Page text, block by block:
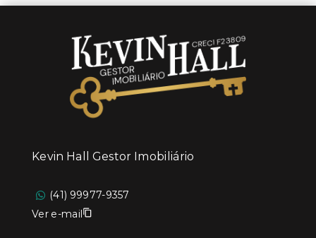
Kevin Hall Gestor Imobiliário
(41) 99977-9357
Ver e-mail